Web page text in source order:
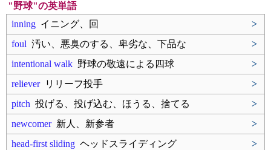
"野球"の英単語
inning イニング、回
>
foul 汚い、悪臭のする、卑劣な、下品な
>
intentional walk 野球の敬遠による四球
>
relieverリリーフ投手
>
pitch 投げる、投げ込む、ほうる、捨てる
>
newcomer新人、新参者
>
head-first sliding ヘッドスライディング
>